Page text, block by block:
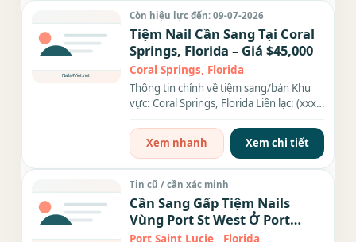
Còn hiệu lực đến: 09-07-2026
Tiệm Nail Cần Sang Tại Coral
Springs, Florida – Giá $45,000
Coral Springs, Florida
Thông tin chính về tiệm sang/bán Khu
vực: Coral Springs, Florida Liên lạc: (xxx)
Xem nhanh
Xem chi tiết
Tin cũ / cần xác minh
Cần Sang Gấp Tiệm Nails
Vùng Port St West Ở Port
Saint Lucie, Florida.
Port Saint Lucie , Florida